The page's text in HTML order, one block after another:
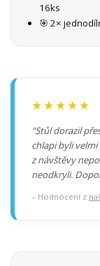
16ks
🎯 2×
★★★★★
"Stůl dorazil
chlapi byli
z návštěvy
neodkryli.
– Hodnocení z